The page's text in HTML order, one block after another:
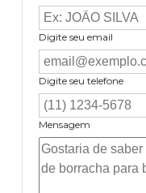
Digite seu email
Digite seu telefone
Mensagem